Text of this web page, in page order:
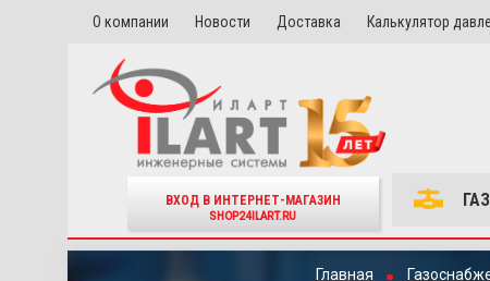
О компании Новости Доставка Калькулятор
ВХОД В ИНТЕРНЕТ-МАГАЗИН
SHOP24ILART.RU
Главная